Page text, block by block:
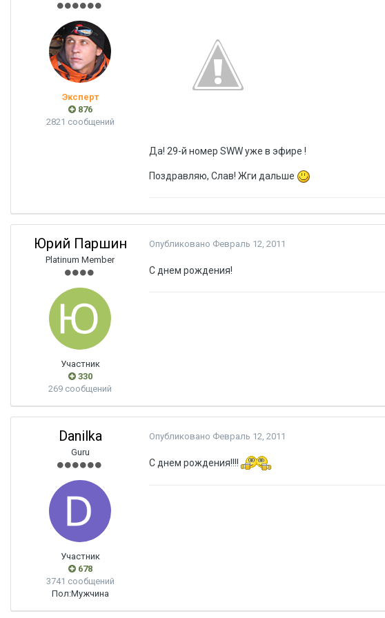
Эксперт
876
2821 сообщений
Да! 29-й номер SWW уже в эфире !
Поздравляю, Слав! Жги дальше
Юрий Паршин
Platinum Member
Участник
330
269 сообщений
Опубликовано Февраль 12, 2011
С днем рождения!
Danilka
Guru
Участник
678
3741 сообщений
Пол:Мужчина
Опубликовано Февраль 12, 2011
С днем рождения!!!!